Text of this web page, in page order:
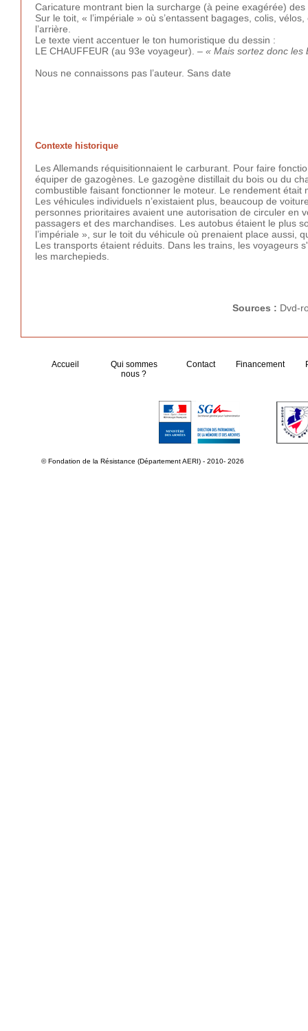
Caricature montrant bien la surcharge (à peine exagérée)
Sur le toit, « l’impériale » où s’entassent bagages, colis,
l’arrière.
Le texte vient accentuer le ton humoristique du dessin :
LE CHAUFFEUR (au 93e voyageur). – « Mais sortez donc les
Nous ne connaissons pas l’auteur. Sans date
Contexte historique
Les Allemands réquisitionnaient le carburant. Pour faire
équiper de gazogènes. Le gazogène distillait du bois ou du
combustible faisant fonctionner le moteur. Le rendement était
Les véhicules individuels n’existaient plus, beaucoup de
personnes prioritaires avaient une autorisation de circuler en
passagers et des marchandises. Les autobus étaient le plus
l’impériale », sur le toit du véhicule où prenaient place aussi,
Les transports étaient réduits. Dans les trains, les voyageurs
les marchepieds.
Sources : Dvd-
Accueil
Qui sommes
nous ?
Contact Financement
© Fondation de la Résistance (Département AERI) - 2010- 2026